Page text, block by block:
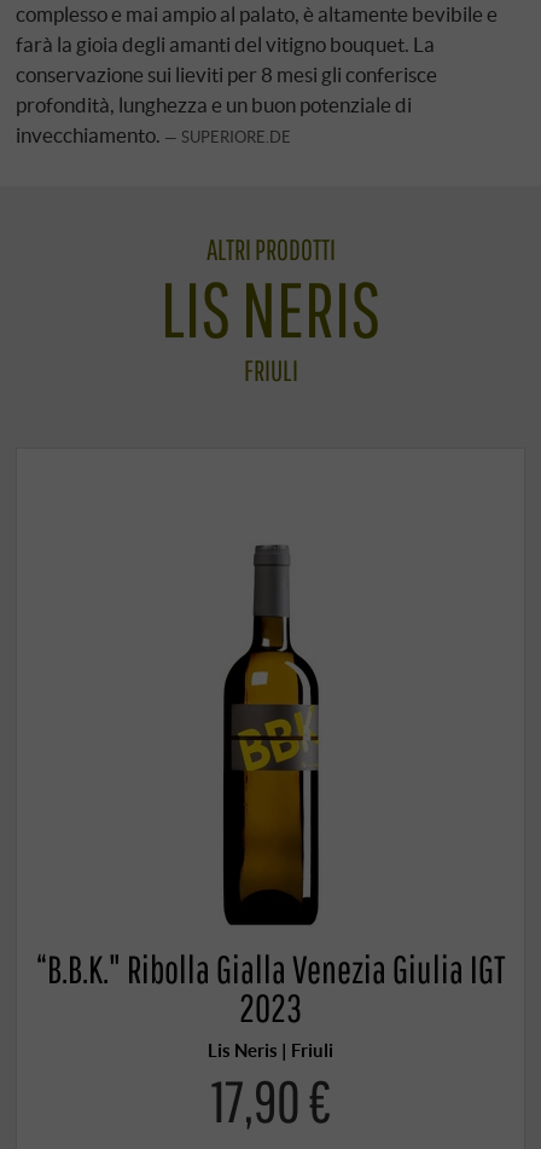
complesso e mai ampio al palato, è altamente bevibile e
farà la gioia degli amanti del vitigno bouquet. La
conservazione sui lieviti per 8 mesi gli conferisce
profondità, lunghezza e un buon potenziale di
invecchiamento.
SUPERIORE.DE
ALTRI PRODOTTI
LIS NERIS
FRIULI
“B.B.K." Ribolla Gialla Venezia Giulia IGT
2023
Lis Neris | Friuli
17,90 €